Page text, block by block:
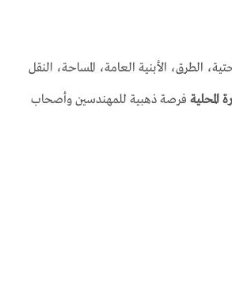
الطرق، الأبنية العامة، المساحة، النقل
المحليةفرصة ذهبية للمهندسين وأصحاب